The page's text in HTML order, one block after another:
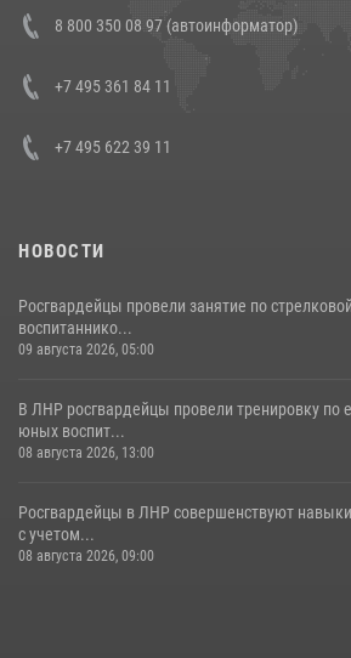
Состоялась рабочая встреча директора
генерала армии Виктора Золотова с
представителя Президента Российской
Кавказском федеральном округе Виталием
8 800 350 08 97 (автоинформатор)
+7 495 361 84 11
+7 495 622 39 11
НОВОСТИ
Росгвардейцы провели занятие по
воспитаннико...
09 августа 2026, 05:00
В ЛНР росгвардейцы провели тренировку по
юных воспит...
08 августа 2026, 13:00
Росгвардейцы в ЛНР совершенствуют
с учетом...
08 августа 2026, 09:00